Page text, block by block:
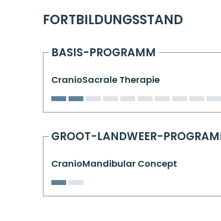
FORTBILDUNGSSTAND
BASIS-PROGRAMM
CranioSacrale Therapie
GROOT-LANDWEER-
CranioMandibular Concept